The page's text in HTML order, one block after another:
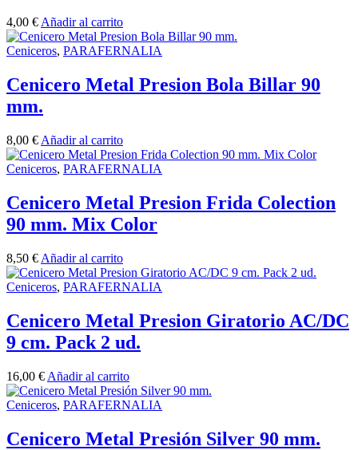
4,00 € Añadir al carrito
Ceniceros, PARAFERNALIA
Cenicero Metal Presion Bola Billar 90
mm.
8,00 € Añadir al carrito
Ceniceros, PARAFERNALIA
Cenicero Metal Presion Frida Colection
90 mm. Mix Color
8,50 € Añadir al carrito
Ceniceros, PARAFERNALIA
Cenicero Metal Presion Giratorio AC/DC
9 cm. Pack 2 ud.
16,00 € Añadir al carrito
Ceniceros, PARAFERNALIA
Cenicero Metal Presión Silver 90 mm.